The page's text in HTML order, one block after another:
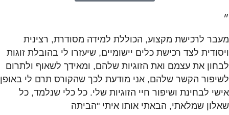
״
מעבר לרכישת מקצוע, הכוללת למידה מסודרת, רצינית
ויסודית לצד רכישת כלים יישומיים, שיעזרו לי בהובלת זוגות
לבחון את עצמם ואת הזוגיות שלהם, ומאידך לשאוף ולתרום
לשיפור הקשר שלהם, אני מודעת לכך שהקורס תרם לי באופן
אישי לבחינת ושיפור חיי הזוגיות שלי. כל כלי שנלמד, כל
שאלון שמלאתי, הבאתי אותו איתי "הביתה